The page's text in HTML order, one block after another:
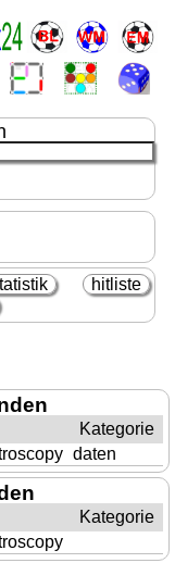
hitliste
Kategorie
daten
Kategorie